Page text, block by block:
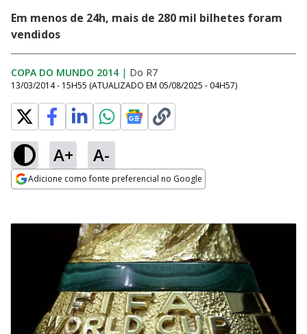
Em menos de 24h, mais de 280 mil bilhetes foram
vendidos
COPA DO MUNDO 2014 | Do R7
13/03/2014 - 15H55 (ATUALIZADO EM 05/08/2025 - 04H57)
A+ A-
Adicione como fonte preferencial no Google